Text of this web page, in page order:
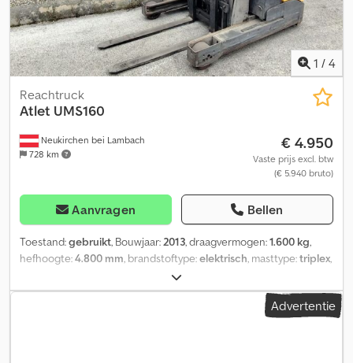
1 / 4
Neukirchen bei Lambach
728 km
Reachtruck
Atlet UMS160
€ 4.950
Vaste prijs excl. btw
(€ 5.940 bruto)
Aanvragen Bellen
Toestand:gebruikt, Bouwjaar:2013, draagvermogen:1.600 kg,
hefhoogte:4.800 mm, brandstoftype:elektrisch, masttype:triplex,
overig
zijschuiver. Speciale uitrusting: 3e ventiel, volledige vrije heffing,
Advertentie